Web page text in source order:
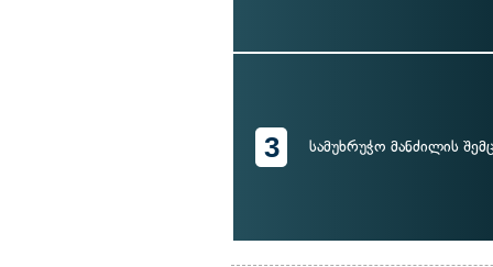
3 სამუხრუჭო მანძილის